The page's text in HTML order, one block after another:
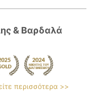
& Βαρδαλά
περισσότερα >>